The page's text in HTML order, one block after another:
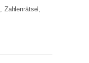
Zahlenrätsel